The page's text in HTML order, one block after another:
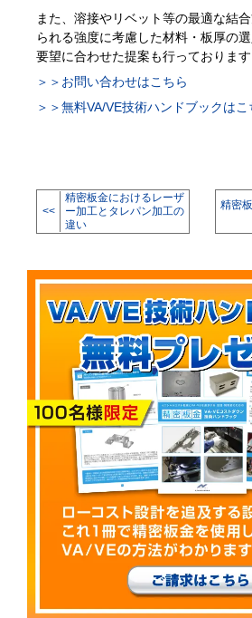
また、溶接やリベット等の最適な結
られる強度に考慮した材料・板厚の
要望に合わせた提案も行っております
＞＞お問い合わせはこちら
＞＞無料VA/VE技術ハンドブックはこ
<<
精密板金におけるレーザ
ー加工とタレパン加工の
違い
精密